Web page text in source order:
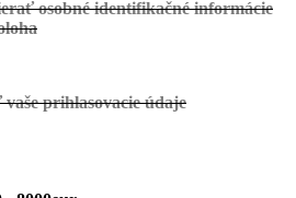
osobné identifikačné informácie
prihlasovacie údaje